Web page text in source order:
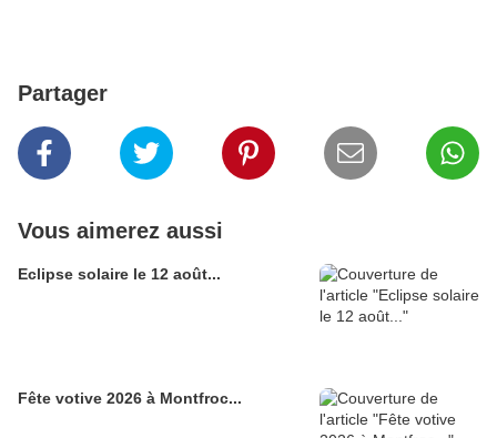
Partager
Vous aimerez aussi
Eclipse solaire le 12 août...
Fête votive 2026 à Montfroc...